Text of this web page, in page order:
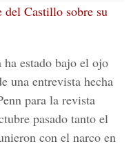
del Castillo sobre su
estado bajo el ojo
una entrevista hecha
para la revista
pasado tanto el
con el narco en